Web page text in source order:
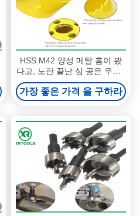
HSS M42 양성 메탈 홈이 봤
다고, 노란 끝난 심 공은 우즈 /
알루미늄을 위해 봤습니다
가장 좋은 가격 을 구하라